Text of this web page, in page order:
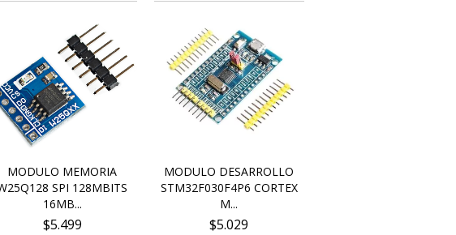
MODULO MEMORIA
SPI 128MBITS
16MB...
$5.499
MODULO DESARROLLO
STM32F030F4P6 CORTEX
M...
$5.029